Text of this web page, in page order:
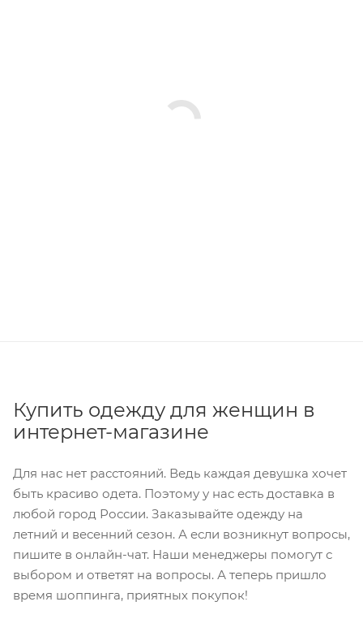
Купить одежду для женщин в
интернет-магазине
Для нас нет расстояний. Ведь каждая девушка хочет
быть красиво одета. Поэтому у нас есть доставка в
любой город России. Заказывайте одежду на
летний и весенний сезон. А если возникнут вопросы,
пишите в онлайн-чат. Наши менеджеры помогут с
выбором и ответят на вопросы. А теперь пришло
время шоппинга, приятных покупок!